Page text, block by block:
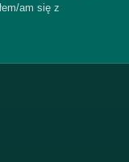
am się z